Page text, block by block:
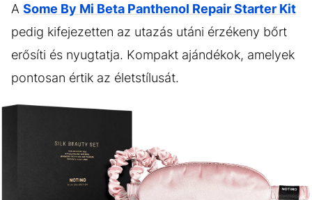
A Some By Mi Beta Panthenol Repair Starter Kit
pedig kifejezetten az utazás utáni érzékeny bőrt
erősíti és nyugtatja. Kompakt ajándékok, amelyek
pontosan értik az életstílusát.